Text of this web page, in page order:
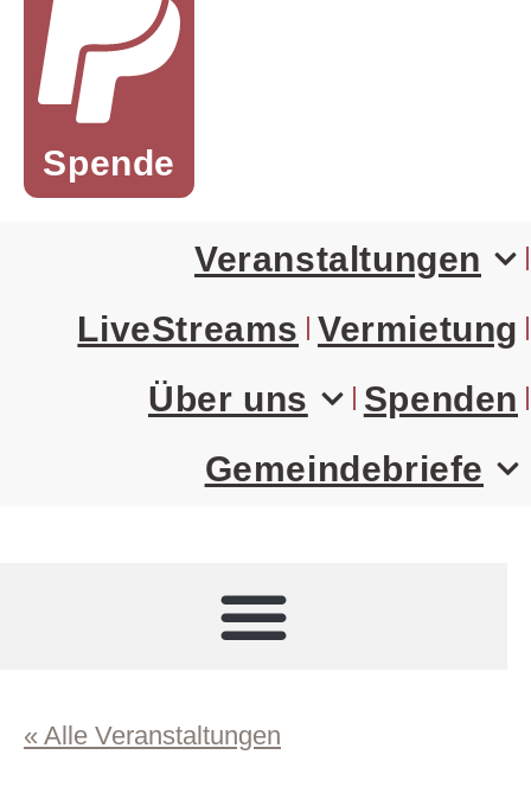
Spende
Veranstaltungen
LiveStreams Vermietung
Über uns
Spenden
Gemeindebriefe
« Alle Veranstaltungen